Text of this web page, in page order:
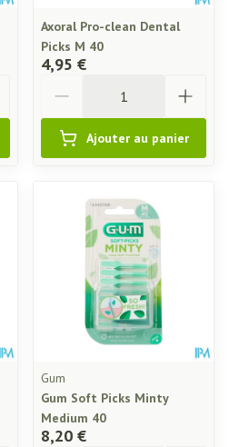
Axoral Pro-clean Dental
Picks M 40
4,95 €
Ajouter au panier
Gum
Gum Soft Picks Minty
Medium 40
8,20 €